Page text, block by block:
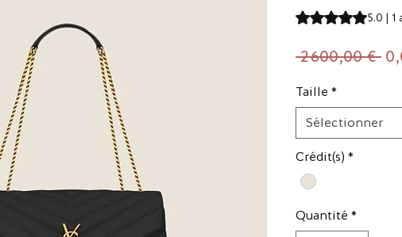
La note est de 5.0
5.0 | 1
2 600,00 €
Taille *
Sélectionner
Crédit(s) *
Quantité *